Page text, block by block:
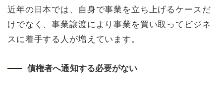
近年の日本では、自身で事業を立ち上げるケースだ
けでなく、事業譲渡により事業を買い取ってビジネ
スに着手する人が増えています。
債権者へ通知する必要がない